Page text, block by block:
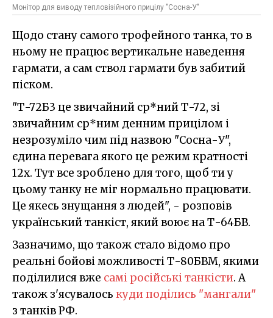
Монітор для виводу тепловізійного прицілу "Сосна-У"
Щодо стану самого трофейного танка, то в
ньому не працює вертикальне наведення
гармати, а сам ствол гармати був забитий
піском.
"Т-72Б3 це звичайний ср*ний Т-72, зі
звичайним ср*ним денним прицілом і
незрозуміло чим під назвою "Сосна-У",
єдина перевага якого це режим кратності
12х. Тут все зроблено для того, щоб ти у
цьому танку не міг нормально працювати.
Це якесь знущання з людей", - розповів
український танкіст, який воює на Т-64БВ.
Зазначимо, що також стало відомо про
реальні бойові можливості Т-80БВМ, якими
поділилися вже самі російські танкісти. А
також з'ясувалось куди поділись "мангали"
з танків РФ.